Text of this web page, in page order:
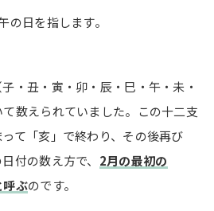
の日を指します。
・丑・寅・卯・辰・巳・午・未・
数えられていました。この十二支
て「亥」で終わり、その後再び
付の数え方で、 2月の最初の
呼ぶのです。